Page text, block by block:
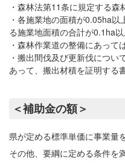
・森林法第11条に規定する
・各施業地の面積が0.05ha
る施業地面積の合計が0.1ha
・森林作業道の整備にあって
・搬出間伐及び更新伐につ
あって、搬出材積を証明する
＜補助金の額＞
県が定める標準単価に事業量
その他、要綱に定める条件を